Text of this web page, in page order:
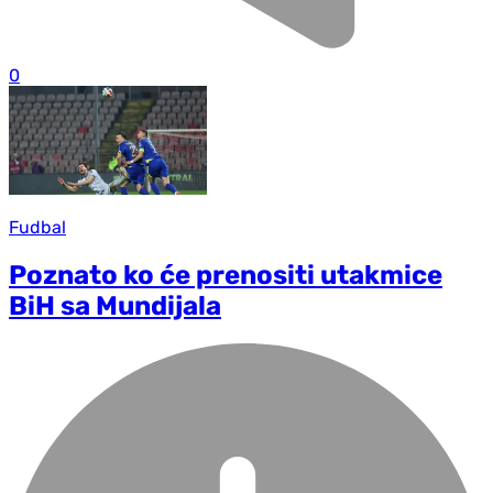
0
Fudbal
Poznato ko će prenositi utakmice
BiH sa Mundijala